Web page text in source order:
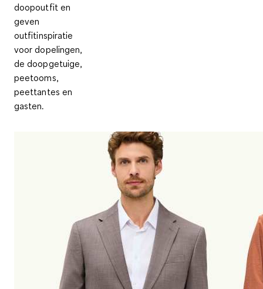
doopoutfit en
geven
outfitinspiratie
voor dopelingen,
de doopgetuige,
peetooms,
peettantes en
gasten.